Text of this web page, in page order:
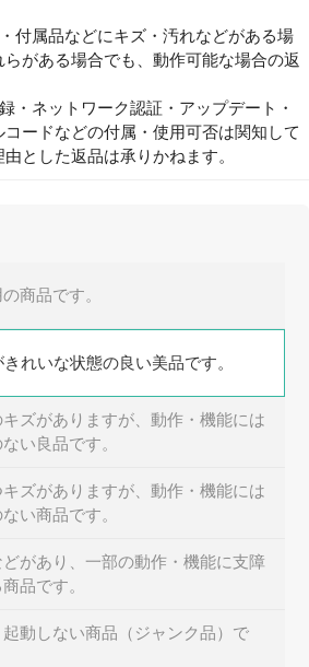
付属品などにキズ・汚れなどがある場
がある場合でも、動作可能な場合の返
・ネットワーク認証・アップデート・
ードなどの付属・使用可否は関知して
とした返品は承りかねます。
商品です。
れいな状態の良い美品です。
キズがありますが、動作・機能には
い良品です。
キズがありますが、動作・機能には
い商品です。
があり、一部の動作・機能に支障
品です。
動しない商品（ジャンク品）で